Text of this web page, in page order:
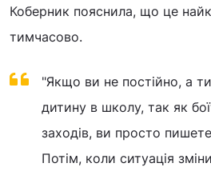
Коберник пояснила, що це
тимчасово.
"Якщо ви не постійно, а
дитину в школу, так як
заходів, ви просто
Потім, коли ситуація